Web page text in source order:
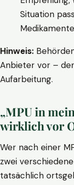
Situation
Hinweis:
Anbieter vor –
Aufarbeitung.
„MPU in
wirklich vor
Wer nach einer
zwei
tatsächlich